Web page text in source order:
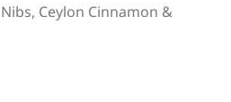
Ceylon Cinnamon &